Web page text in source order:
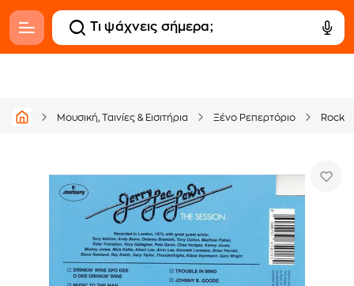
Μουσική, Ταινίες & Εισιτήρια Ξένο Ρεπερτόριο Rock